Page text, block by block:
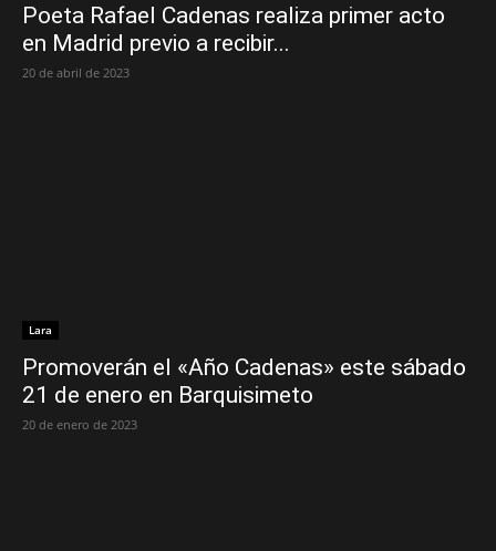
Poeta Rafael Cadenas realiza primer acto
en Madrid previo a recibir...
20 de abril de 2023
Lara
Promoverán el «Año Cadenas» este sábado
21 de enero en Barquisimeto
20 de enero de 2023